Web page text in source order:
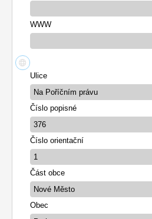
WWW
Ulice
Číslo popisné
Číslo orientační
Část obce
Obec